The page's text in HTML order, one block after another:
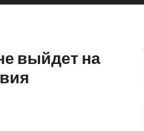
выйдет на